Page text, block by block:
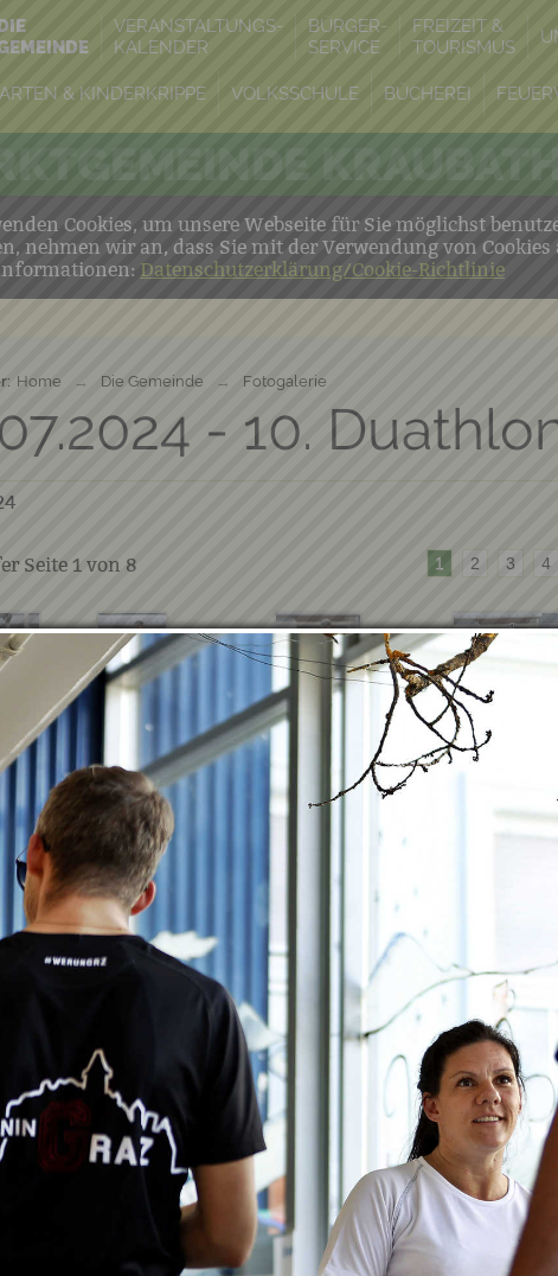
VERANSTALTUNGS-
KALENDER
BÜRGER-
SERVICE
FREIZEIT &
TOURISMUS
& KINDERKRIPPE VOLKSSCHULE BÜCHEREI
Cookies, um unsere Webseite für Sie möglichst
nehmen wir an, dass Sie mit der Verwendung von
Datenschutzerklärung/Cookie-Richtlinie
Home → Die Gemeinde → Fotogalerie
- 10.
Seite 1 von 8 1 2 3 4